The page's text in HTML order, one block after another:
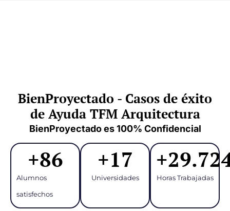
BienProyectado - Casos de éxito
de Ayuda TFM Arquitectura
BienProyectado es 100% Confidencial
Alumnos
satisfechos
+86
Universidades
+17
Horas Trabajadas
+